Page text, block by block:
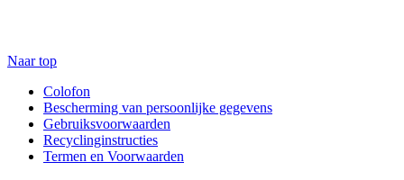
Naar top
Colofon
Bescherming van persoonlijke gegevens
Gebruiksvoorwaarden
Recyclinginstructies
Termen en Voorwaarden